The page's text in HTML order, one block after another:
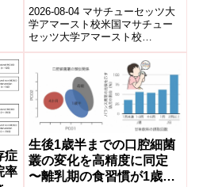
Computing Radiation
Dose Created at UMass
Amherst Leads the Way
to Personalizing Prostate
Cancer Treatment）
2026-08-04 マサチューセッツ大
学アマースト校米国マサチュー
セッツ大学アマースト校
（UMass Amherst）の研究チー
ムは、放射線治療における患者
ご...
症
率
⽣後1歳半までの口腔細菌
叢の変化を⾼精度に同定
〜離乳期の⾷習慣が1歳6